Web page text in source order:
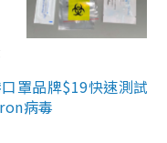
罩品牌$19快速測試
病毒